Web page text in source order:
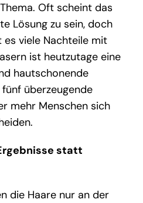
Oft scheint das
Lösung zu sein, doch
viele Nachteile mit
ist heutzutage eine
hautschonende
überzeugende
mehr Menschen sich
statt
die Haare nur an der